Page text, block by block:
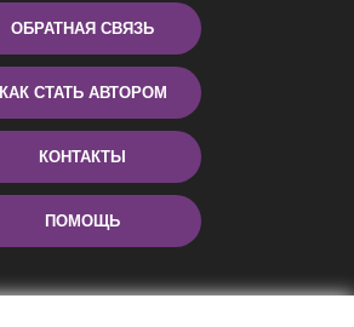
ОБРАТНАЯ СВЯЗЬ
КАК СТАТЬ АВТОРОМ
КОНТАКТЫ
ПОМОЩЬ